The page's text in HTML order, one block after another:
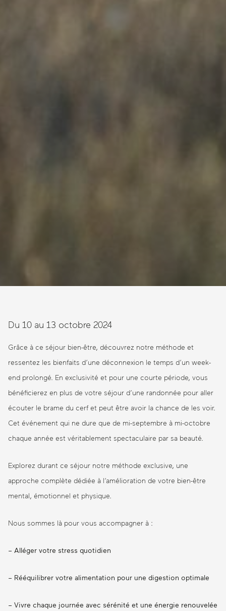
Du 10 au 13 octobre 2024
Grâce à ce séjour bien-être, découvrez notre méthode et
ressentez les bienfaits d’une déconnexion le temps d’un week-
end prolongé. En exclusivité et pour une courte période, vous
bénéficierez en plus de votre séjour d’une randonnée pour aller
écouter le brame du cerf et peut être avoir la chance de les voir.
Cet événement qui ne dure que de mi-septembre à mi-octobre
chaque année est véritablement spectaculaire par sa beauté.
Explorez durant ce séjour notre méthode exclusive, une
approche complète dédiée à l’amélioration de votre bien-être
mental, émotionnel et physique.
Nous sommes là pour vous accompagner à :
– Alléger votre stress quotidien
– Rééquilibrer votre alimentation pour une digestion optimale
– Vivre chaque journée avec sérénité et une énergie renouvelée